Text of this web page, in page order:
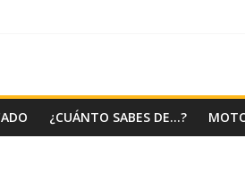
¿CUÁNTO SABES DE…?